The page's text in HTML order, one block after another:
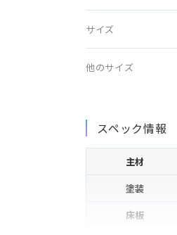
サイズ
他のサイズ
スペック情報
主材
塗装
床板